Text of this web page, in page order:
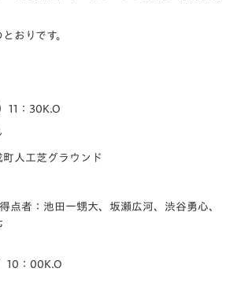
おりです。
11：30K.O
人工芝グラウンド
点者：池田一甥大、坂瀬広河、渋谷勇心、
10：00K.O